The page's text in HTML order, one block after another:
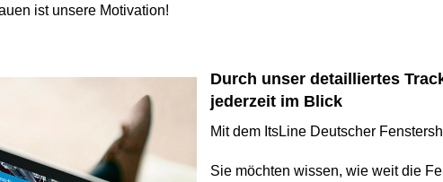
ist unsere Motivation!
Durch unser detailliertes
jederzeit im Blick
Mit dem ItsLine Deutscher
Sie möchten wissen, wie weit die